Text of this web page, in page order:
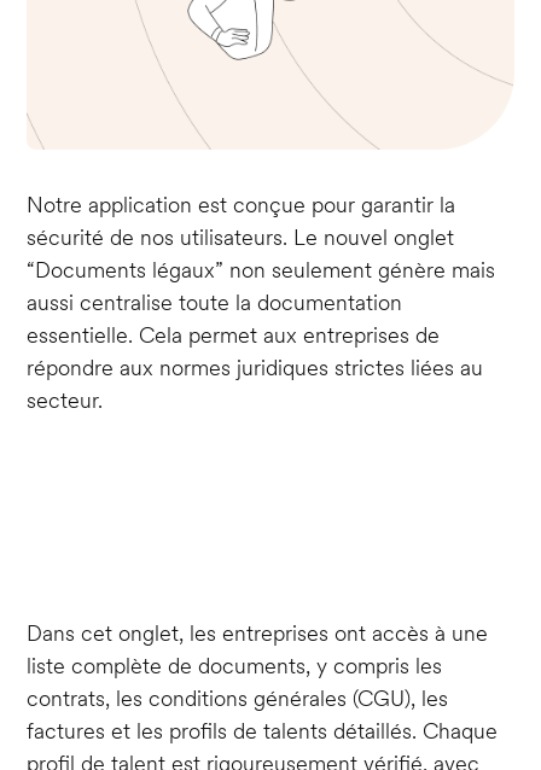
Notre application est conçue pour garantir la
sécurité de nos utilisateurs. Le nouvel onglet
“Documents légaux” non seulement génère mais
aussi centralise toute la documentation
essentielle. Cela permet aux entreprises de
répondre aux normes juridiques strictes liées au
secteur.
Dans cet onglet, les entreprises ont accès à une
liste complète de documents, y compris les
contrats, les conditions générales (CGU), les
factures et les profils de talents détaillés. Chaque
profil de talent est rigoureusement vérifié, avec